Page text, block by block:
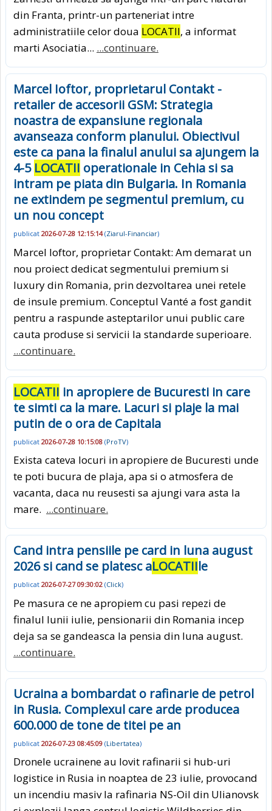
din Franta, printr-un parteneriat intre
administratiile celor doua LOCATII, a informat
marti Asociatia... ...continuare.
Marcel Ioftor, proprietarul Contakt -
retailer de accesorii GSM: Strategia
noastra de expansiune regionala
avanseaza conform planului. Obiectivul
este ca pana la finalul anului sa ajungem la
4-5 LOCATII operationale in Cehia si sa
intram pe piata din Bulgaria. In Romania
ne extindem pe segmentul premium, cu
un nou concept
publicat 2026-07-28 12:15:14(Ziarul-Financiar)
Marcel Ioftor, proprietar Contakt: Am demarat un
nou proiect dedicat segmentului premium si
luxury din Romania, prin dezvoltarea unei retele
de insule premium. Conceptul Vanté a fost gandit
pentru a raspunde asteptarilor unui public care
cauta produse si servicii la standarde superioare.
...continuare.
LOCATII in apropiere de Bucuresti in care
te simti ca la mare. Lacuri si plaje la mai
putin de o ora de Capitala
publicat 2026-07-28 10:15:08 (ProTV)
Exista cateva locuri in apropiere de Bucuresti unde
te poti bucura de plaja, apa si o atmosfera de
vacanta, daca nu reusesti sa ajungi vara asta la
mare. ...continuare.
Cand intra pensiile pe card in luna august
2026 si cand se platesc aLOCATIIle
publicat 2026-07-27 09:30:02 (Click)
Pe masura ce ne apropiem cu pasi repezi de
finalul lunii iulie, pensionarii din Romania incep
deja sa se gandeasca la pensia din luna august.
...continuare.
Ucraina a bombardat o rafinarie de petrol
in Rusia. Complexul care arde producea
600.000 de tone de titei pe an
publicat 2026-07-23 08:45:09 (Libertatea)
Dronele ucrainene au lovit rafinarii si hub-uri
logistice in Rusia in noaptea de 23 iulie, provocand
un incendiu masiv la rafinaria NS-Oil din Ulianovsk